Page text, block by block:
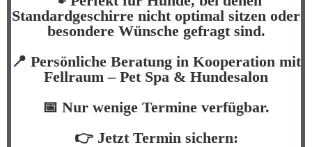
Standardgeschirre nicht optimal sitzen oder
besondere Wünsche gefragt sind.
📍 Persönliche Beratung in Kooperation mit
Fellraum – Pet Spa & Hundesalon
📅 Nur wenige Termine verfügbar.
👉 Jetzt Termin sichern: